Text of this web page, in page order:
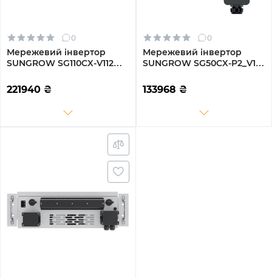
0
Мережевий інвертор
SUNGROW SG110CX-V112
Трифазний (ASG02271)
221940 ₴
0
Мережевий інвертор
SUNGROW SG50CX-P2_V12
Трифазний (ASG01767)
133968 ₴